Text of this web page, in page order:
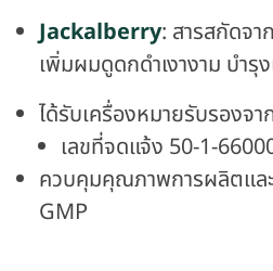
Jackalberry: สารสกัดจ
เพิ่มผมดูดกดำเงางาม บำรุ
ได้รับเครื่องหมายรับรองจา
เลขที่จดแจ้ง 50-1-
ควบคุมคุณภาพการผลิตแล
GMP